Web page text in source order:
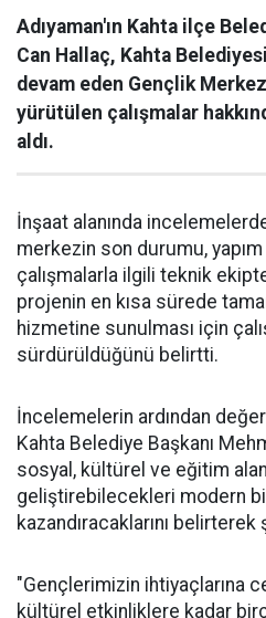
Adıyaman'ın Kahta ilçe
Can Hallaç, Kahta
devam eden Gençlik
yürütülen çalışmalar
aldı.
İnşaat alanında
merkezin son durumu,
çalışmalarla ilgili teknik
projenin en kısa sürede
hizmetine sunulması için
sürdürüldüğünü belirtti.
İncelemelerin ardından
Kahta Belediye Başkanı
sosyal, kültürel ve eğitim
geliştirebilecekleri modern
kazandıracaklarını belirterek
"Gençlerimizin ihtiyaçlarına
kültürel etkinliklere kadar